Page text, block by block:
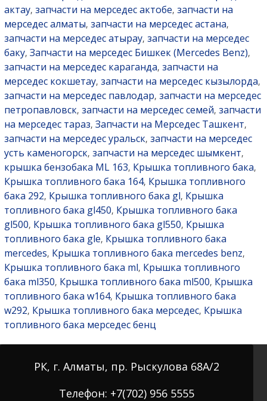
актау, запчасти на мерседес актобе, запчасти на
мерседес алматы, запчасти на мерседес астана,
запчасти на мерседес атырау, запчасти на мерседес
баку, Запчасти на мерседес Бишкек (Mercedes Benz),
запчасти на мерседес караганда, запчасти на
мерседес кокшетау, запчасти на мерседес кызылорда,
запчасти на мерседес павлодар, запчасти на мерседес
петропавловск, запчасти на мерседес семей, запчасти
на мерседес тараз, Запчасти на Мерседес Ташкент,
запчасти на мерседес уральск, запчасти на мерседес
усть каменогорск, запчасти на мерседес шымкент,
крышка бензобака ML 163, Крышка топливного бака,
Крышка топливного бака 164, Крышка топливного
бака 292, Крышка топливного бака gl, Крышка
топливного бака gl450, Крышка топливного бака
gl500, Крышка топливного бака gl550, Крышка
топливного бака gle, Крышка топливного бака
mercedes, Крышка топливного бака mercedes benz,
Крышка топливного бака ml, Крышка топливного
бака ml350, Крышка топливного бака ml500, Крышка
топливного бака w164, Крышка топливного бака
w292, Крышка топливного бака мерседес, Крышка
топливного бака мерседес бенц
РК, г. Алматы, пр. Рыскулова 68А/2
Телефон: +7(702) 956 5555